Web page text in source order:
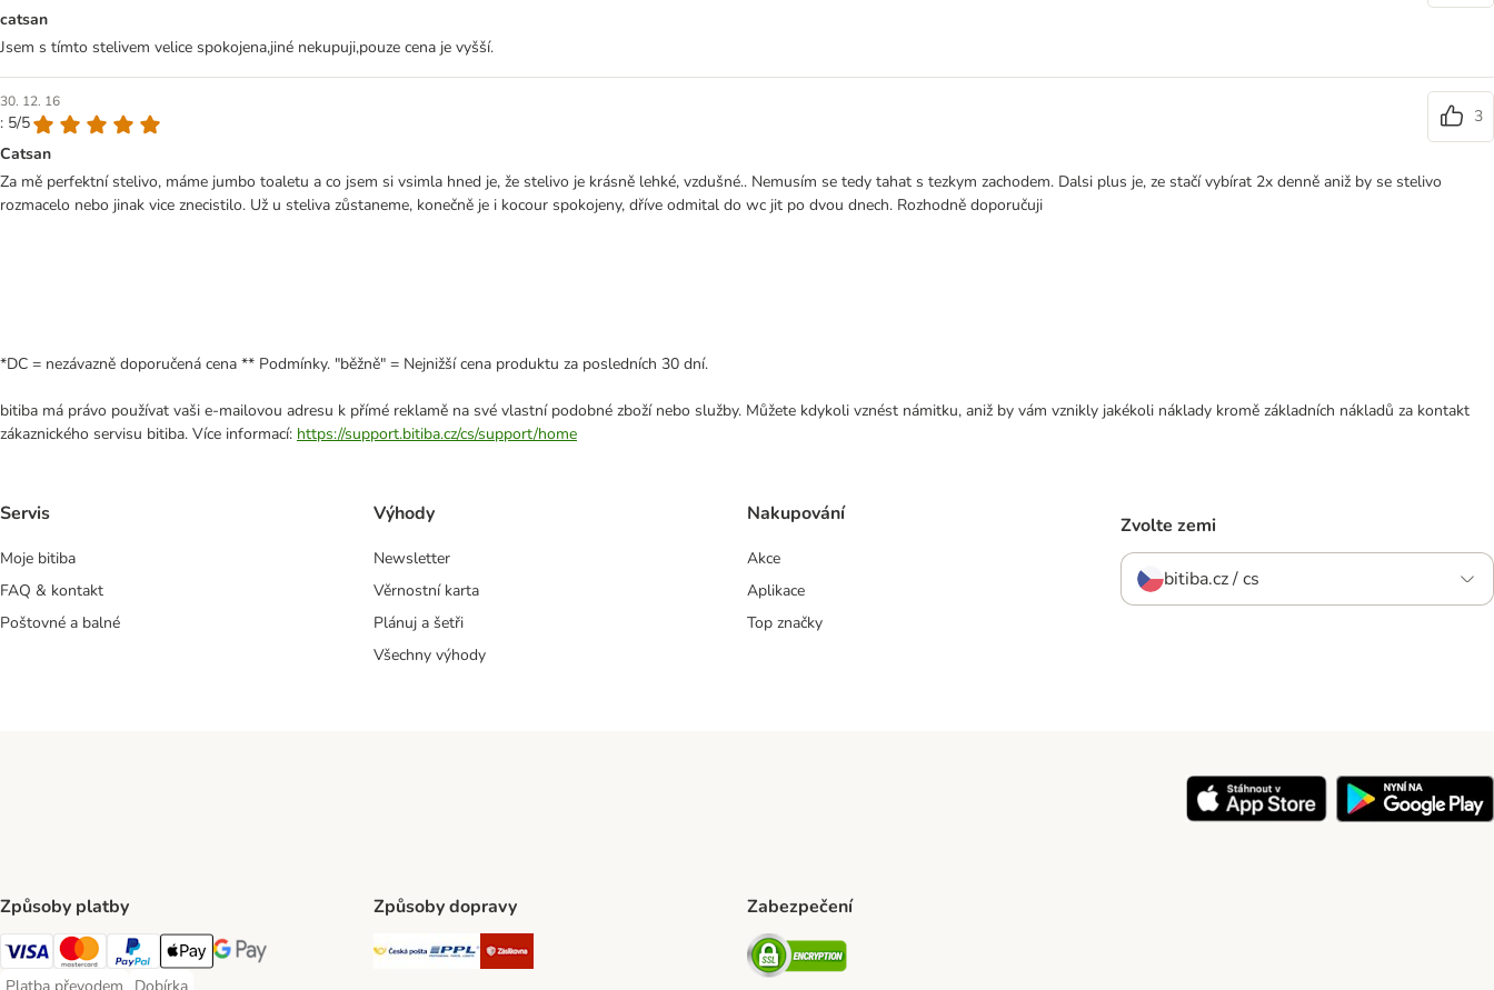
catsan
Jsem s tímto stelivem velice spokojena,jiné nekupuji,pouze cena je vyšší.
30. 12. 16
: 5/5
3
Catsan
Za mě perfektní stelivo, máme jumbo toaletu a co jsem si vsimla hned je, že stelivo je krásně lehké, vzdušné.. Nemusím se tedy tahat s tezkym zachodem. Dalsi plus je, ze stačí vybírat 2x denně aniž by se stelivo
rozmacelo nebo jinak vice znecistilo. Už u steliva zůstaneme, konečně je i kocour spokojeny, dříve odmital do wc jit po dvou dnech. Rozhodně doporučuji
*DC = nezávazně doporučená cena ** Podmínky. "běžně" = Nejnižší cena produktu za posledních 30 dní.
bitiba má právo používat vaši e-mailovou adresu k přímé reklamě na své vlastní podobné zboží nebo služby. Můžete kdykoli vznést námitku, aniž by vám vznikly jakékoli náklady kromě základních nákladů za kontakt
zákaznického servisu bitiba. Více informací: https://support.bitiba.cz/cs/support/home
Servis
Moje bitiba
FAQ & kontakt
Poštovné a balné
Výhody
Newsletter
Věrnostní karta
Plánuj a šetři
Všechny výhody
Nakupování
Akce
Aplikace
Top značky
Zvolte zemi
bitiba.cz / cs
Způsoby platby
Visa Payment Method
mastercard Payment Method
PayPal Payment Method
Apple pay Payment Method
Google Pay Payment Method
Způsoby dopravy
Česká pošta Shipping Method
PPL Shipping Method
Zabezpečení
Security